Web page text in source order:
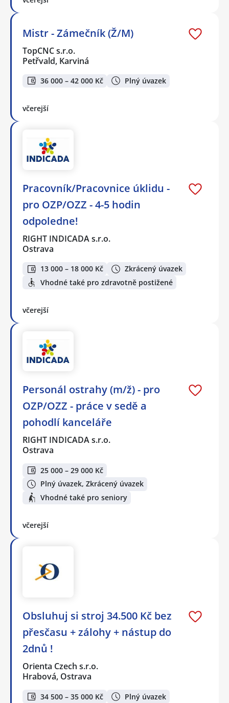
Mistr - Zámečník (Ž/M)
TopCNC s.r.o.
Petřvald, Karviná
36 000 – 42 000 Kč Plný úvazek
včerejší
Pracovník/Pracovnice úklidu -
pro OZP/OZZ - 4-5 hodin
odpoledne!
RIGHT INDICADA s.r.o.
Ostrava
13 000 – 18 000 Kč
Zkrácený úvazek
Vhodné také pro zdravotně postižené
včerejší
Personál ostrahy (m/ž) - pro
OZP/OZZ - práce v sedě a
pohodlí kanceláře
RIGHT INDICADA s.r.o.
Ostrava
25 000 – 29 000 Kč
Plný úvazek, Zkrácený úvazek
Vhodné také pro seniory
včerejší
Obsluhuj si stroj 34.500 Kč bez
přesčasu + zálohy + nástup do
2dnů !
Orienta Czech s.r.o.
Hrabová, Ostrava
34 500 – 35 000 Kč
Plný úvazek